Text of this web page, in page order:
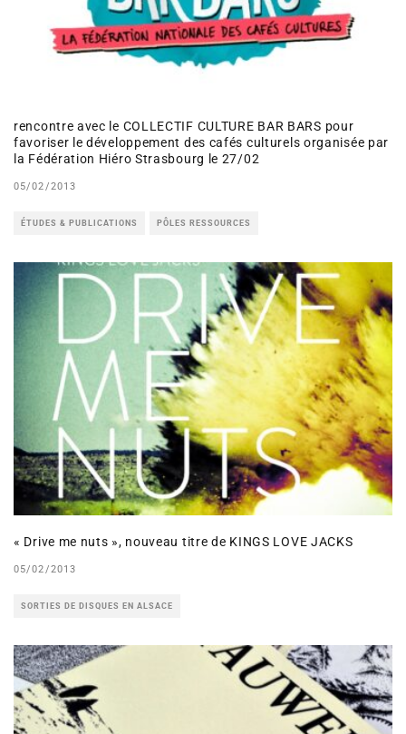
rencontre avec le COLLECTIF CULTURE BAR BARS pour
favoriser le développement des cafés culturels organisée par
la Fédération Hiéro Strasbourg le 27/02
05/02/2013
ÉTUDES & PUBLICATIONS PÔLES RESSOURCES
« Drive me nuts », nouveau titre de KINGS LOVE JACKS
05/02/2013
SORTIES DE DISQUES EN ALSACE